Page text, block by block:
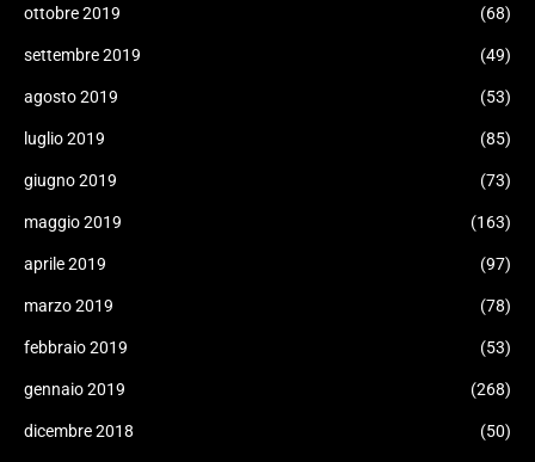
ottobre 2019 (68)
settembre 2019 (49)
agosto 2019 (53)
luglio 2019 (85)
giugno 2019 (73)
maggio 2019 (163)
aprile 2019 (97)
marzo 2019 (78)
febbraio 2019 (53)
gennaio 2019 (268)
dicembre 2018 (50)